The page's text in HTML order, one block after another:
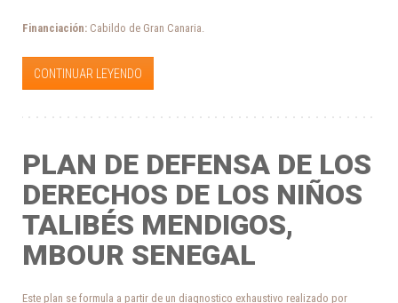
Financiación: Cabildo de Gran Canaria.
CONTINUAR LEYENDO
PLAN DE DEFENSA DE LOS
DERECHOS DE LOS NIÑOS
TALIBÉS MENDIGOS,
MBOUR SENEGAL
Este plan se formula a partir de un diagnostico exhaustivo realizado por